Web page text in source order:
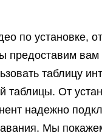
по установке,
предоставим
таблицу
таблицы. От
надежно
Мы